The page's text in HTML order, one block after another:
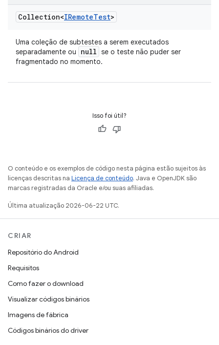
Collection<IRemoteTest>
Uma coleção de subtestes a serem executados
separadamente ou
null se o teste não puder ser
fragmentado no momento.
Isso foi útil?
O conteúdo e os exemplos de código nesta página estão sujeitos às
licenças descritas na Licença de conteúdo. Java e OpenJDK são
marcas registradas da Oracle e/ou suas afiliadas.
Última atualização 2026-06-22 UTC.
CRIAR
Repositório do Android
Requisitos
Como fazer o download
Visualizar códigos binários
Imagens de fábrica
Códigos binários do driver